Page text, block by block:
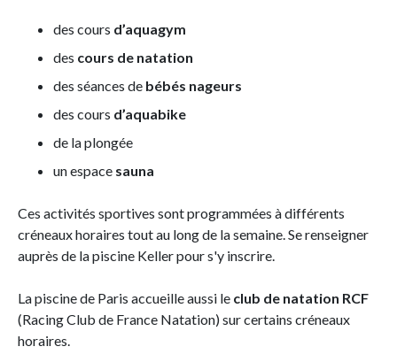
des cours d’aquagym
des cours de natation
des séances de bébés nageurs
des cours d’aquabike
de la plongée
un espace sauna
Ces activités sportives sont programmées à différents
créneaux horaires tout au long de la semaine. Se renseigner
auprès de la piscine Keller pour s'y inscrire.
La piscine de Paris accueille aussi le club de natation RCF
(Racing Club de France Natation) sur certains créneaux
horaires.